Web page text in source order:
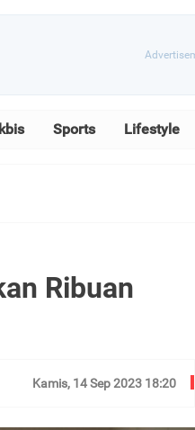
Sports Lifestyle
Ribuan
Kamis, 14 Sep 2023 18:20